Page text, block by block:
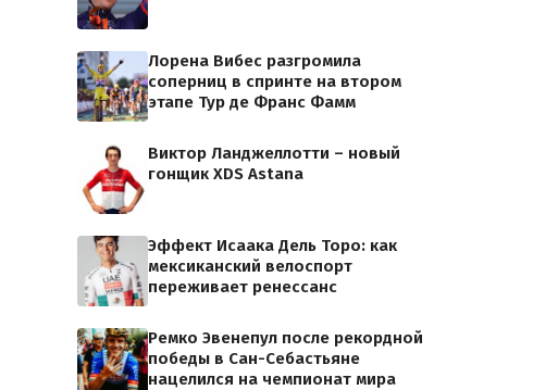
Лорена Вибес разгромила
соперниц в спринте на втором
этапе Тур де Франс Фамм
Виктор Ланджеллотти – новый
гонщик XDS Astana
Эффект Исаака Дель Торо: как
мексиканский велоспорт
переживает ренессанс
Ремко Эвенепул после рекордной
победы в Сан-Себастьяне
нацелился на чемпионат мира